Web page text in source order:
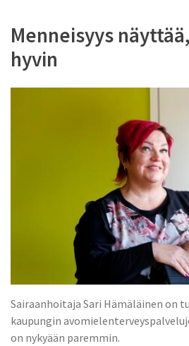
Menneisyys
hyvin
Sairaanhoitaja Sari Hämäläinen on
kaupungin
on nykyään paremmin.